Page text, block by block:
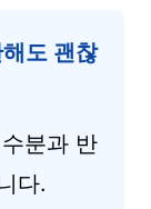
도 괜찮
분과 반
다.